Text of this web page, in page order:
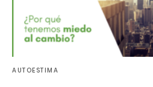
AUTOESTIMA